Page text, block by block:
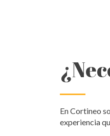
En Cortineo
experiencia